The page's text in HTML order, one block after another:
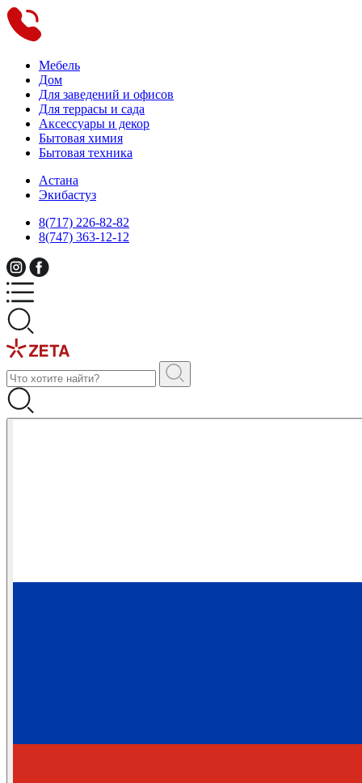
Мебель
Дом
Для заведений и офисов
Для террасы и сада
Аксессуары и декор
Бытовая химия
Бытовая техника
Астана
Экибастуз
8(717) 226-82-82
8(747) 363-12-12